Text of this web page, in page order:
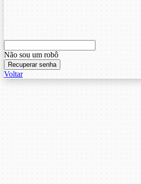
Não sou um robô
Recuperar senha
Voltar